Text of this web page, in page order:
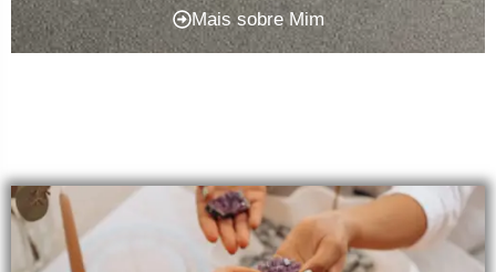
Mais sobre Mim